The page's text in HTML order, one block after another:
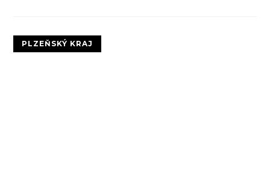
PLZEŇSKÝ KRAJ